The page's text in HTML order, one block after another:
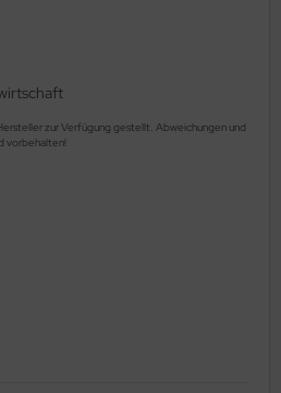
zur Verfügung gestellt. Abweichungen und
vorbehalten!